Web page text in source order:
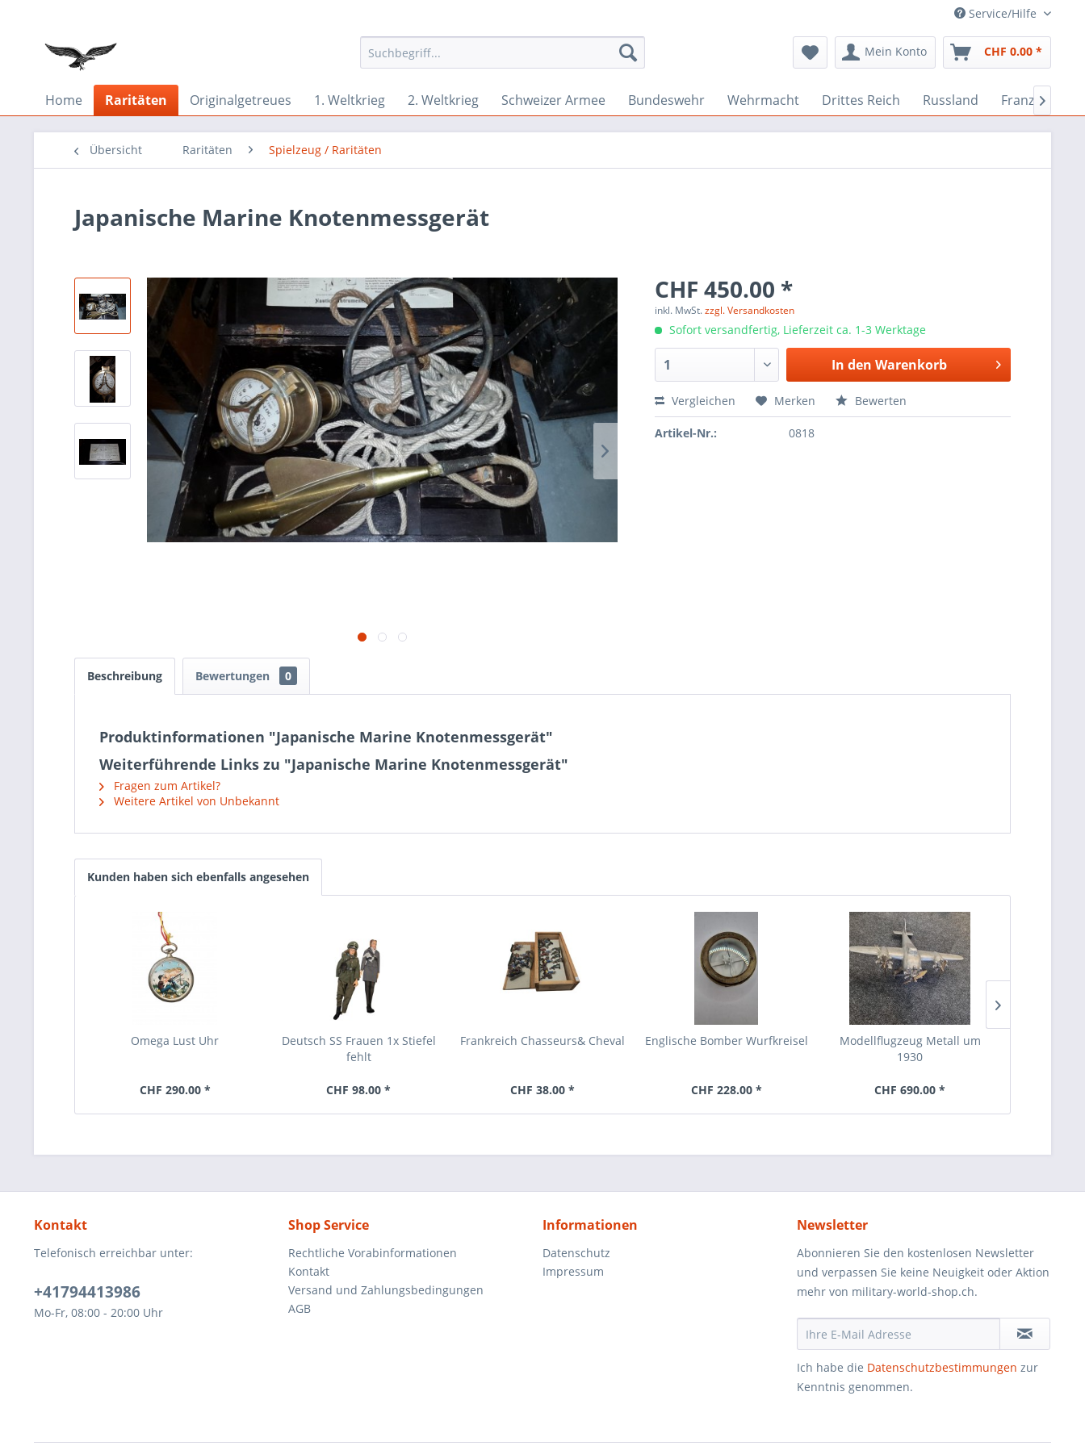
Service/Hilfe
Mein Konto CHF 0.00 *
Home Raritäten Originalgetreues 1. Weltkrieg 2. Weltkrieg Schweizer Armee Bundeswehr Wehrmacht Drittes Reich Russland Französisch

Übersicht Raritäten Spielzeug / Raritäten
Japanische Marine Knotenmessgerät
CHF 450.00 *
inkl. MwSt.zzgl. Versandkosten
Sofort versandfertig, Lieferzeit ca. 1-3 Werktage
In den Warenkorb
Vergleichen Merken Bewerten
Artikel-Nr.: 0818
Beschreibung Bewertungen 0
Produktinformationen "Japanische Marine Knotenmessgerät"
Weiterführende Links zu "Japanische Marine Knotenmessgerät"
Fragen zum Artikel?
Weitere Artikel von Unbekannt
Kunden haben sich ebenfalls angesehen
Omega Lust Uhr
CHF 290.00 *
Deutsch SS Frauen 1x Stiefel
fehlt
CHF 98.00 *
Frankreich Chasseurs& Cheval
CHF 38.00 *
Englische Bomber Wurfkreisel
CHF 228.00 *
Modellflugzeug Metall um
1930
CHF 690.00 *
Kontakt
Telefonisch erreichbar unter:
+41794413986
Mo-Fr, 08:00 - 20:00 Uhr
Shop Service
Rechtliche Vorabinformationen
Kontakt
Versand und Zahlungsbedingungen
AGB
Informationen
Datenschutz
Impressum
Newsletter
Abonnieren Sie den kostenlosen Newsletter
und verpassen Sie keine Neuigkeit oder Aktion
mehr von military-world-shop.ch.
Ich habe die Datenschutzbestimmungen zur
Kenntnis genommen.